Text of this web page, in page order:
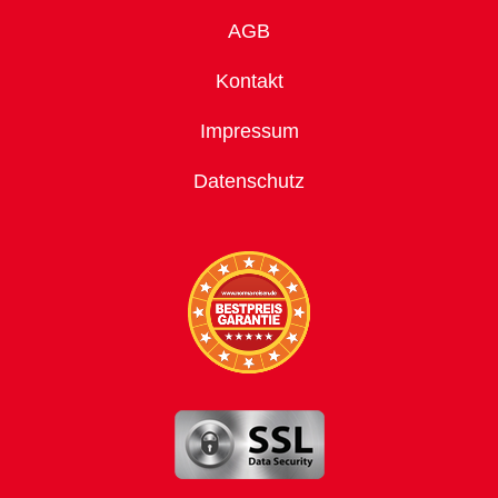
AGB
Kontakt
Impressum
Datenschutz